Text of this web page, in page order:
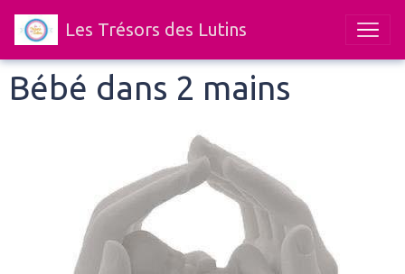
Les Trésors des Lutins
Bébé dans 2 mains